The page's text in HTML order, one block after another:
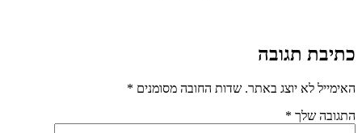
כתיבת תגובה
האימייל לא יוצג באתר. שדות החובה מסומנים *
התגובה שלך *